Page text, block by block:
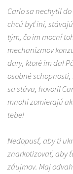
Carlo sa nechytil
chcú byť iní,
tým, čo im mocní
mechanizmov
dary, ktoré im dal
osobné
sa stáva, hovoril
mnohí zomierajú
tebe!
Nedopusť, aby ti
znarkotizovať, aby
záujmov. Maj